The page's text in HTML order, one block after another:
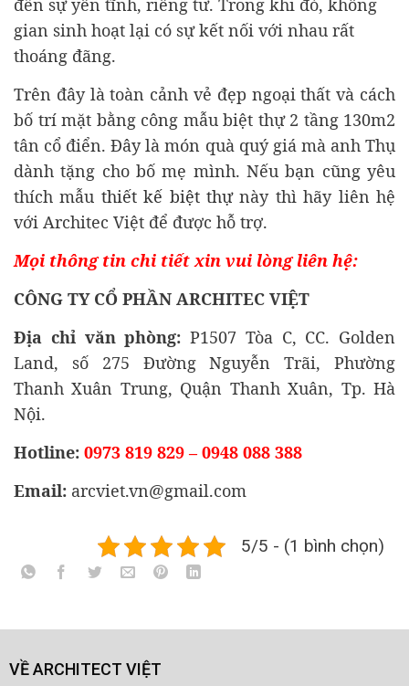
đến sự yên tĩnh, riêng tư. Trong khi đó, không
gian sinh hoạt lại có sự kết nối với nhau rất
thoáng đãng.
Trên đây là toàn cảnh vẻ đẹp ngoại thất và cách
bố trí mặt bằng công mẫu biệt thự 2 tầng 130m2
tân cổ điển. Đây là món quà quý giá mà anh Thụ
dành tặng cho bố mẹ mình. Nếu bạn cũng yêu
thích mẫu thiết kế biệt thựnày thì hãy liên hệ
với Architec Việt để được hỗ trợ.
Mọi thông tin chi tiết xin vui lòng liên hệ:
CÔNG TY CỔ PHẦN ARCHITEC VIỆT
Địa chỉ văn phòng: P1507 Tòa C, CC. Golden
Land, số 275 Đường Nguyễn Trãi, Phường
Thanh Xuân Trung, Quận Thanh Xuân, Tp. Hà
Nội.
Hotline: 0973 819 829 – 0948 088 388
Email: arcviet.vn@gmail.com
5/5 - (1 bình chọn)
VỀ ARCHITECT VIỆT